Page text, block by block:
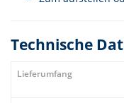
Technische
Lieferumfang